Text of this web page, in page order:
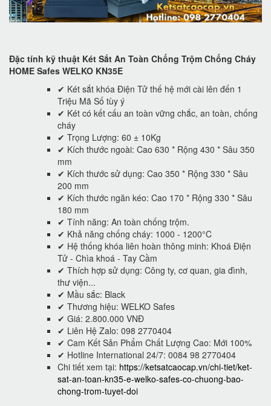
Đặc tính kỹ thuật Két Sắt An Toàn Chống Trộm Chống Cháy
HOME Safes WELKO KN35E
✔ Két sắt khóa Điện Tử thế hệ mới cài lên đến 1
Triệu Mã Số tùy ý
✔ Két có kết cấu an toàn vững chắc, an toàn, chống
cháy
✔ Trọng Lượng: 60 ± 10Kg
✔ Kích thước ngoài: Cao 630 * Rộng 430 * Sâu 350
mm
✔ Kích thước sử dụng: Cao 350 * Rộng 330 * Sâu
200 mm
✔ Kích thước ngăn kéo: Cao 170 * Rộng 330 * Sâu
180 mm
✔ Tính năng: An toàn chống trộm.
✔ Khả năng chống cháy: 1000 - 1200°C
✔ Hệ thống khóa liên hoàn thông minh: Khoá Điện
Tử - Chìa khoá - Tay Cầm
✔ Thích hợp sử dụng: Công ty, cơ quan, gia đình,
thư viện...
✔ Mầu sắc: Black
✔ Thương hiệu: WELKO Safes
✔ Giá: 2.800.000 VNĐ
✔ Liên Hệ Zalo: 098 2770404
✔ Cam Kết Sản Phẩm Chất Lượng Cao: Mới 100%
✔ Hotline International 24/7: 0084 98 2770404
Chi tiết xem tại: https://ketsatcaocap.vn/chi-tiet/ket-
sat-an-toan-kn35-e-welko-safes-co-chuong-bao-
chong-trom-tuyet-doi